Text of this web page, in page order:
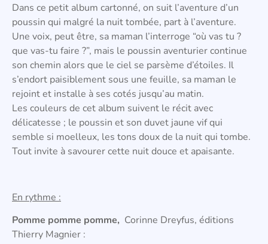
Dans ce petit album cartonné, on suit l’aventure d’un
poussin qui malgré la nuit tombée, part à l’aventure.
Une voix, peut être, sa maman l’interroge “où vas tu ?
que vas-tu faire ?”, mais le poussin aventurier continue
son chemin alors que le ciel se parsème d’étoiles. Il
s’endort paisiblement sous une feuille, sa maman le
rejoint et installe à ses cotés jusqu’au matin.
Les couleurs de cet album suivent le récit avec
délicatesse ; le poussin et son duvet jaune vif qui
semble si moelleux, les tons doux de la nuit qui tombe.
Tout invite à savourer cette nuit douce et apaisante.
En rythme :
Pomme pomme pomme, Corinne Dreyfus, éditions
Thierry Magnier :